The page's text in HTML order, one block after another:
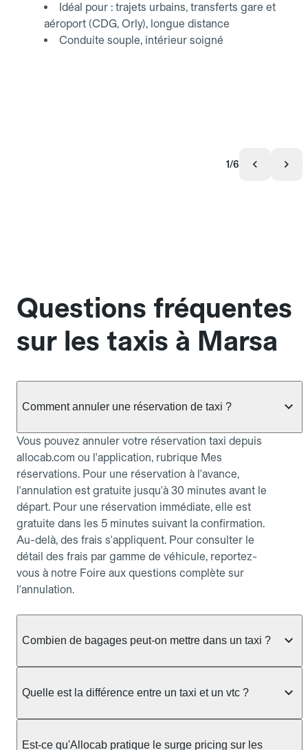
Idéal pour : trajets urbains, transferts gare et
aéroport (CDG, Orly), longue distance
Conduite souple, intérieur soigné
1/6
Questions fréquentes
sur les taxis à Marsa
Comment annuler une réservation de taxi ?
Vous pouvez annuler votre réservation taxi depuis
allocab.com ou l'application, rubrique Mes
réservations. Pour une réservation à l'avance,
l'annulation est gratuite jusqu'à 30 minutes avant le
départ. Pour une réservation immédiate, elle est
gratuite dans les 5 minutes suivant la confirmation.
Au-delà, des frais s'appliquent. Pour consulter le
détail des frais par gamme de véhicule, reportez-
vous à notre Foire aux questions complète sur
l'annulation.
Combien de bagages peut-on mettre dans un taxi ?
taxi berline accueille en général jusqu'à 3 bagages
ou nombreux, précisez-le dans le champ "Message
au chauffeur" lors de la réservation. Le prix n'est
Quelle est la différence entre un taxi et un vtc ?
prendre en charge directement dans la rue, à une
Est-ce qu'Allocab pratique le surge pricing sur les